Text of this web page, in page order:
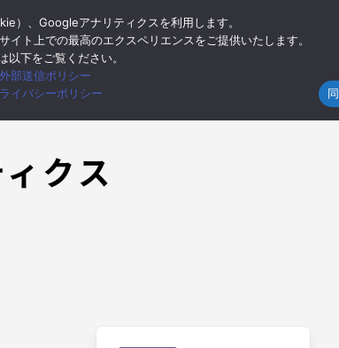
Cloud Google Workspace モバイル インフラ
クス
）、Googleアナリティクスを利用します。
イト上での最高のエクスペリエンスをご提供いたします。
以下をご覧ください。
外部送信ポリシー
イバシーポリシー